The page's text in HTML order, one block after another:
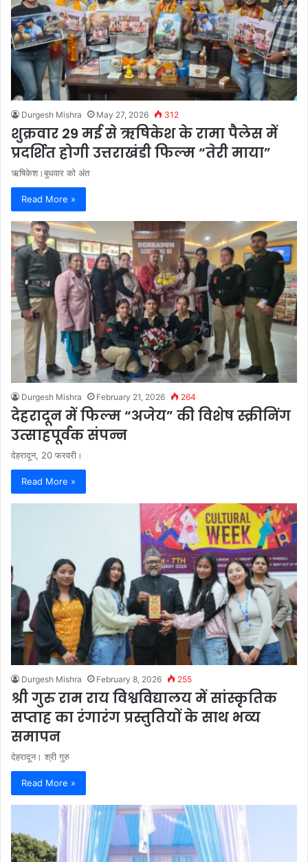
Durgesh Mishra May 27, 2026 312
शुक्रवार 29 मई से ऋषिकेश के रामा पैलेस में
प्रदर्शित होगी उत्तराखंडी फिल्म “तेरी माया”
ऋषिकेश।बुधवार को अंत
Read More »
Durgesh Mishra February 21, 2026 264
देहरादून में फिल्म “अजेय” की विशेष स्क्रीनिंग
उत्साहपूर्वक संपन्न
देहरादून, 20 फरवरी।
Read More »
Durgesh Mishra February 8, 2026 255
श्री गुरु राम राय विश्वविद्यालय में सांस्कृतिक
सप्ताह का रंगारंग प्रस्तुतियों के साथ भव्य
समापन
देहरादून। श्री गुरु
Read More »